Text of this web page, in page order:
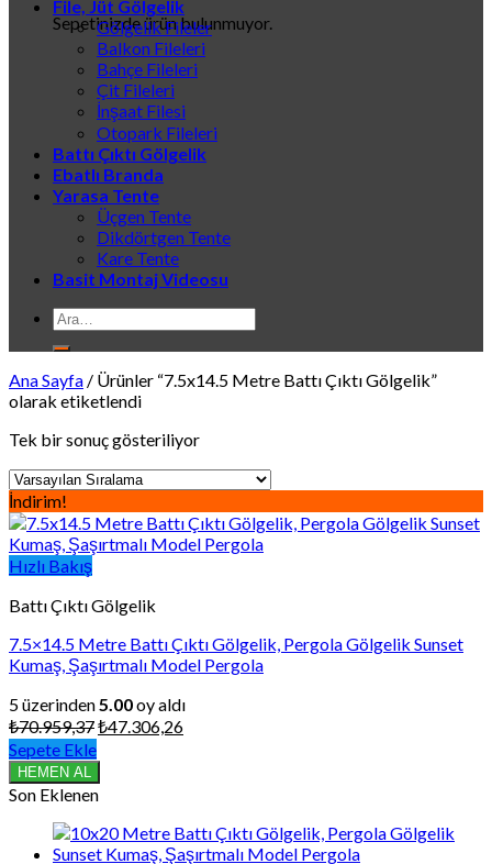
Sepetinizde ürün bulunmuyor.
File, Jüt Gölgelik
Gölgelik Fileler
Balkon Fileleri
Bahçe Fileleri
Çit Fileleri
İnşaat Filesi
Otopark Fileleri
Battı Çıktı Gölgelik
Ebatlı Branda
Yarasa Tente
Üçgen Tente
Dikdörtgen Tente
Kare Tente
Basit Montaj Videosu
Ara:
Ana Sayfa / Ürünler “7.5x14.5 Metre Battı Çıktı Gölgelik”
olarak etiketlendi
Tek bir sonuç gösteriliyor
İndirim!
Hızlı Bakış
Battı Çıktı Gölgelik
7.5×14.5 Metre Battı Çıktı Gölgelik, Pergola Gölgelik Sunset
Kumaş, Şaşırtmalı Model Pergola
5 üzerinden5.00oy aldı
₺70.959,37Orijinal
₺70.959,37.
₺47.306,26Şu
Sepete Ekle
HEMEN AL
Son Eklenen